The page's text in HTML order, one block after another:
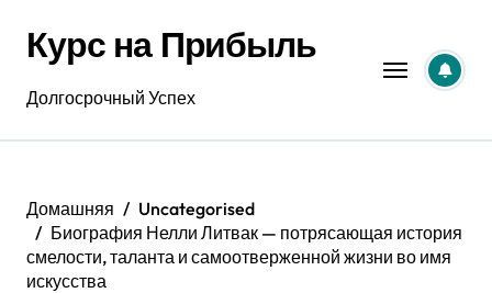
содержанию
Курс на Прибыль
Долгосрочный Успех
Домашняя
Uncategorised
Биография Нелли Литвак — потрясающая история
смелости, таланта и самоотверженной жизни во имя
искусства